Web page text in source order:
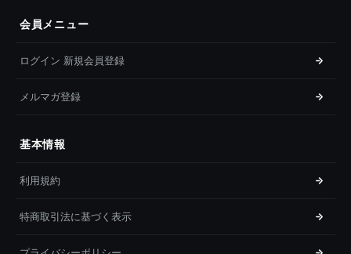
会員メニュー
ログイン 新規会員登録
メルマガ登録
基本情報
利用規約
特商取引法に基づく表示